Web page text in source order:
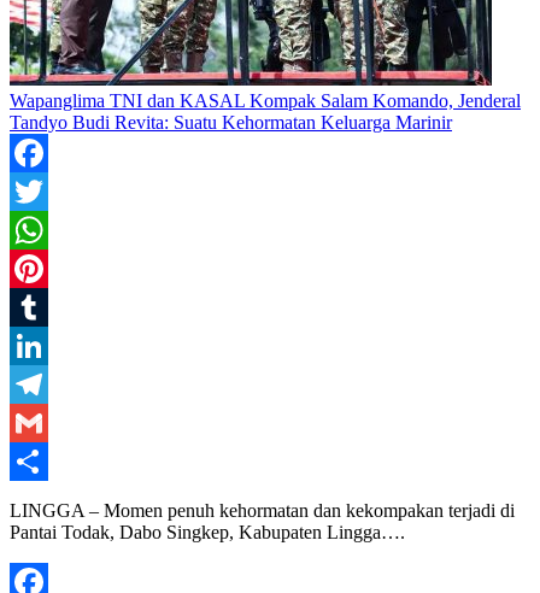
Wapanglima TNI dan KASAL Kompak Salam Komando, Jenderal
Tandyo Budi Revita: Suatu Kehormatan Keluarga Marinir
Facebook
Twitter
WhatsApp
Pinterest
Tumblr
LinkedIn
Telegram
Gmail
Share
LINGGA – Momen penuh kehormatan dan kekompakan terjadi di
Pantai Todak, Dabo Singkep, Kabupaten Lingga….